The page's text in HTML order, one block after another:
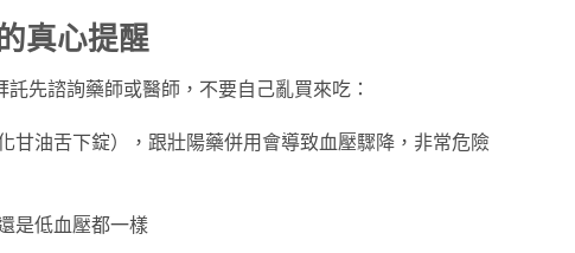
真心提醒
先諮詢藥師或醫師，不要自己亂買來吃：
甘油舌下錠），跟壯陽藥併用會導致血壓驟降，非常危險
是低血壓都一樣